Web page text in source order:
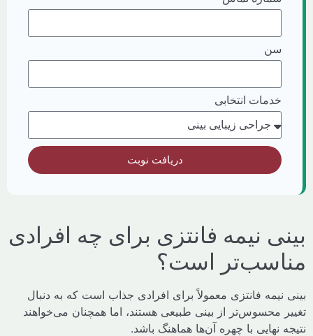
خدمات انتخابی
دریافت نوبت
نیمه فانتزی برای چه افرادی
است؟
فانتزی معمولاً برای افرادی جذاب است که به دنبال
محسوس‌تر از بینی طبیعی هستند، اما همچنان می‌خواهند
نهایی با چهره آن‌ها هماهنگ باشد.